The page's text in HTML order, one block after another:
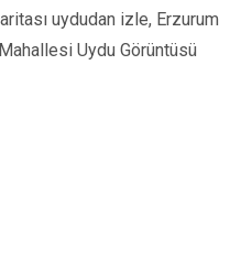
uydudan izle, Erzurum
Uydu Görüntüsü